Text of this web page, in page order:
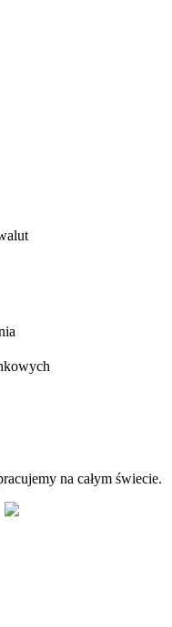
na całym świecie.